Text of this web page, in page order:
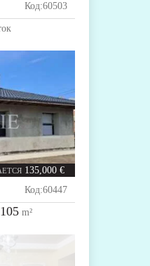
Код:60503
135,000 €
Код:60447
105 m²